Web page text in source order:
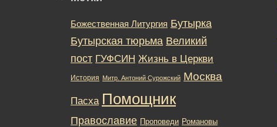
Божественная Литургия Бутырка
Бутырская тюрьма Великий
пост ГУФСИН Жизнь в Церкви
История Митр. Антоний Сурожский Москва
Пасха Помощник
Православие Проповеди Романовы